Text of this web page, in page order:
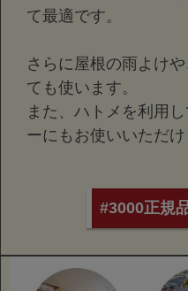
て最適です。
さらに屋根の雨よけ
ても使います。
また、ハトメを利用
ーにもお使いいただけ
#3000正規